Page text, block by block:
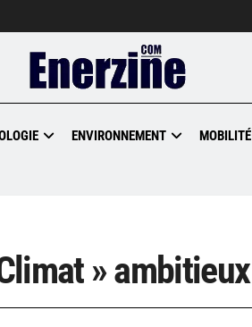
ENVIRONNEMENT MOBILITÉ
» ambitieux